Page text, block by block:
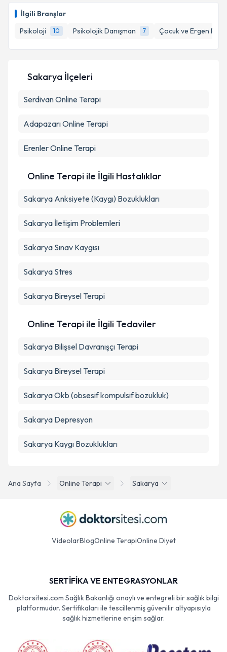
İlgili Branşlar
Psikoloji
10 Psikolojik Danışman 7 Çocuk ve Ergen
için bir takvim hazırlandığında e-posta ile
bilgilendireceğiz.
E-posta Adresiniz
Kişisel verilerimin işlenmesine ilişkin
kapsamda işlenmesini kabul ediyorum.
Takvim Talebini Gönder
Ana Sayfa Online Terapi Sakarya
Sakarya İlçeleri
SerdivanOnline Terapi
AdapazarıOnline Terapi
ErenlerOnline Terapi
Online Terapi ile İlgili Hastalıklar
Sakarya Anksiyete (Kaygı) Bozuklukları
Sakarya İletişim Problemleri
Sakarya Sınav Kaygısı
Sakarya Stres
Sakarya Bireysel Terapi
Online Terapi ile İlgili Tedaviler
Sakarya Bilişsel Davranışçı Terapi
Sakarya Bireysel Terapi
Sakarya Okb (obsesif kompulsif bozukluk)
Sakarya Depresyon
Sakarya Kaygı Bozuklukları
VideolarBlogOnline TerapiOnline Diyet
SERTİFİKA VE ENTEGRASYONLAR
Doktorsitesi.com Sağlık Bakanlığı onaylı ve entegreli bir sağlık bilgi
platformudur. Sertifikaları ile tescillenmiş güvenilir altyapısıyla
sağlık hizmetlerine erişim sağlar.